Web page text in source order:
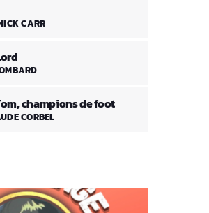
champions de foot
CORBEL
CARR